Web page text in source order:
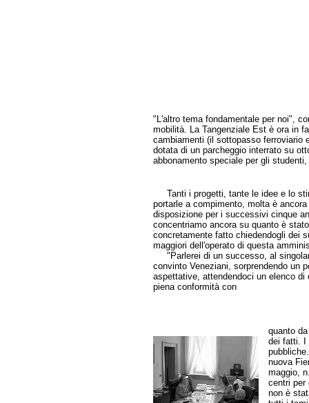
"L'altro tema fondamentale per noi",
mobilità. La Tangenziale Est è ora in
cambiamenti (il sottopasso ferroviario
dotata di un parcheggio interrato su
abbonamento speciale per gli
Tanti i progetti, tante le idee e lo
portarle a compimento, molta è ancora
disposizione per i successivi cinque
concentriamo ancora su quanto è stato
concretamente fatto chiedendogli dei
maggiori dell'operato di questa
"Parlerei di un successo, al
convinto Veneziani, sorprendendo un
aspettative, attendendoci un elenco di
piena conformità con
quanto
dei fatti. I
nuova
maggio,
centri per
non è